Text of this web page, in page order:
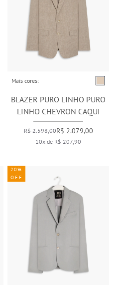
Mais cores:
BLAZER PURO LINHO PURO
LINHO CHEVRON CAQUI
R$ 2.598,00R$ 2.079,00
10x de R$ 207,90
20%
OFF